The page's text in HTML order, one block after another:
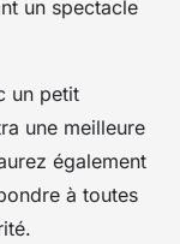
un spectacle
un petit
une meilleure
également
à toutes